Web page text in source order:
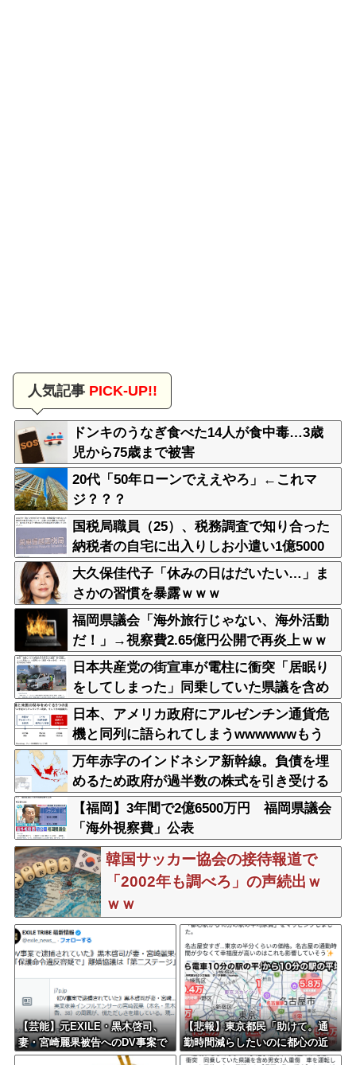
人気記事PICK-UP!!
ドンキのうなぎ食べた14人が食中毒…3歳
児から75歳まで被害
20代「50年ローンでええやろ」←これマ
ジ？？？
国税局職員（25）、税務調査で知り合った
納税者の自宅に出入りしお小遣い1億5000
万円頂戴するwww
大久保佳代子「休みの日はだいたい…」ま
さかの習慣を暴露ｗｗｗ
福岡県議会「海外旅行じゃない、海外活動
だ！」→視察費2.65億円公開で再炎上ｗｗ
ｗ
日本共産党の街宣車が電柱に衝突「居眠り
をしてしまった」同乗していた県議を含め
男女3人重傷
日本、アメリカ政府にアルゼンチン通貨危
機と同列に語られてしまうwwwwwwもう
すでに158円に戻る
万年赤字のインドネシア新幹線。負債を埋
めるため政府が過半数の株式を引き受ける
【福岡】3年間で2億6500万円 福岡県議会
「海外視察費」公表
韓国サッカー協会の接待報道で
「2002年も調べろ」の声続出ｗ
ｗｗ
【芸能】元EXILE・黒木啓司、
妻・宮崎麗果被告へのDV事案で
逮捕されていた 宮崎は全身打
【悲報】東京都民「助けて。通
勤時間減らしたいのに都心の近
くが最低10万払わないと住めな